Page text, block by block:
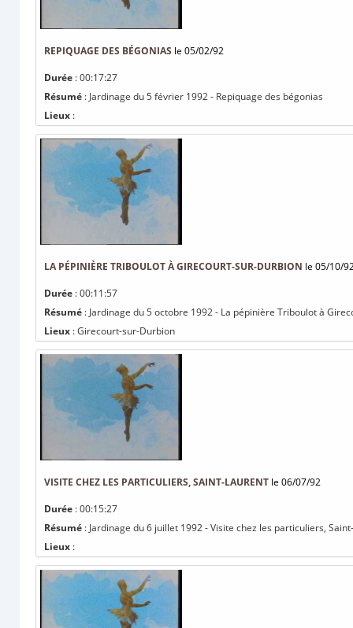
REPIQUAGE DES BÉGONIAS le 05/02/92
Durée : 00:17:27
Résumé : Jardinage du 5 février 1992 - Repiquage des bégonias
Lieux :
LA PÉPINIÈRE TRIBOULOT À GIRECOURT-SUR-DURBION le 05/10/
Durée : 00:11:57
Résumé : Jardinage du 5 octobre 1992 - La pépinière Triboulot à
Lieux : Girecourt-sur-Durbion
VISITE CHEZ LES PARTICULIERS, SAINT-LAURENT le 06/07/92
Durée : 00:15:27
Résumé : Jardinage du 6 juillet 1992 - Visite chez les particuliers,
Lieux :